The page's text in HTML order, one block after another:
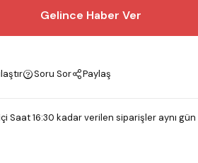
Gelince Haber Ver
Soru Sor Paylaş
Saat 16:30 kadar verilen siparişler aynı